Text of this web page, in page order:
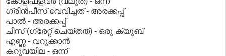
ഗ്രീന്‍പീസ്‌ വേവിച്ചത്‌ - അരക്കപ്പ്‌
പാല്‍ - അരക്കപ്പ്‌
ചീസ്‌ (ഗ്രേറ്റ്‌ ചെയ്‌തത്‌) - ഒരു ക്യൂബ്‌
എണ്ണ - വറുക്കാന്‍
കറുവയില - ഒന്ന്‌